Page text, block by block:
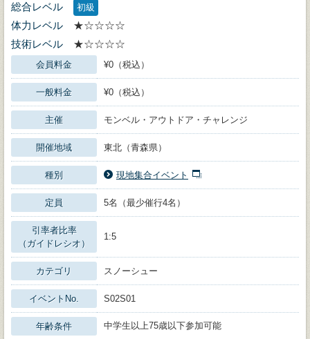
総合レベル 初級
体力レベル
★☆☆☆☆
技術レベル
★☆☆☆☆
会員料金 ¥0（税込）
一般料金 ¥0（税込）
主催 モンベル・アウトドア・チャレンジ
開催地域 東北（青森県）
種別 現地集合イベント
定員 5名（最少催行4名）
引率者比率
（ガイドレシオ）
1:5
カテゴリ スノーシュー
イベントNo. S02S01
年齢条件 中学生以上75歳以下参加可能